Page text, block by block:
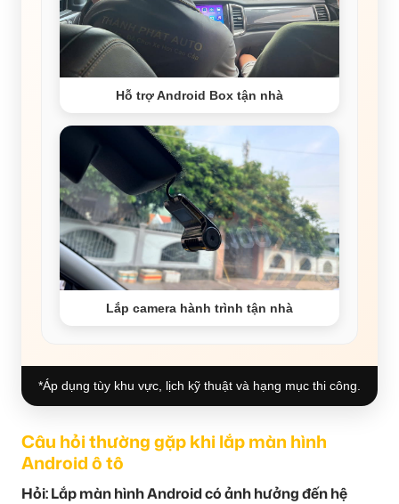
Hỗ trợ Android Box tận nhà
Lắp camera hành trình tận nhà
*Áp dụng tùy khu vực, lịch kỹ thuật và hạng mục thi công.
Câu hỏi thường gặp khi lắp màn hình
Android ô tô
Hỏi: Lắp màn hình Android có ảnh hưởng đến hệ